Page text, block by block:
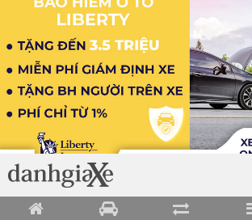
Loading data ...